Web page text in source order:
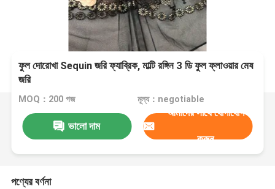
ফুল দোরোখা Sequin জরি ফ্যাব্রিক, মাল্টি রঙ্গিন 3 ডি ফুল ফ্লাওয়ার মেষ
জরি
MOQ：200 গজ মূল্য：negotiable
ভালো দাম
আমাদের সাথে যোগাযোগ
করুন
পণ্যের বর্ণনা